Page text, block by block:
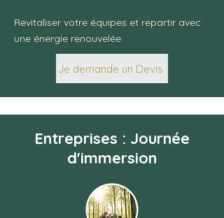
Revitaliser votre équipes et repartir avec
une énergie renouvelée.
Je demande un Devis
Entreprises : Journée
d'immersion